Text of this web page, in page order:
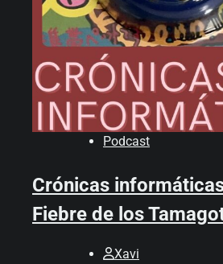
Podcast
Crónicas
Fiebre de los
Xavi